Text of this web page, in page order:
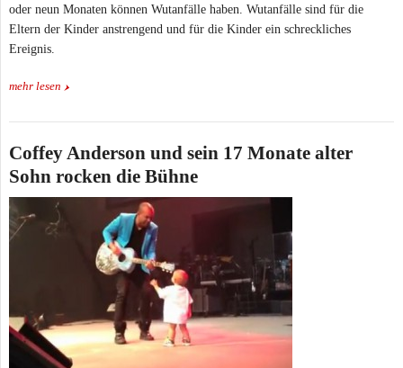
oder neun Monaten können Wutanfälle haben. Wutanfälle sind für die
Eltern der Kinder anstrengend und für die Kinder ein schreckliches
Ereignis.
mehr lesen
Coffey Anderson und sein 17 Monate alter
Sohn rocken die Bühne